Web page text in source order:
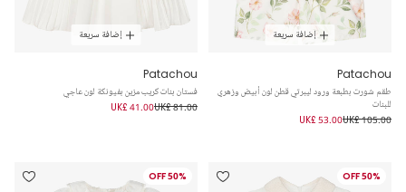
إضافة سريعة
Patachou
طقم شورت بطبعة ورود ليبرتي قطن لون أبيض وزهري
للبنات
UK£ 105.00
UK£ 53.00
إضافة سريعة
Patachou
فستان بنات كريب مزين بفيونكة لون عاجي
UK£ 81.00
UK£ 41.00
50% OFF
50% OFF